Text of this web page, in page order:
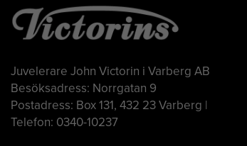
Juvelerare John Victorin i Varberg AB
Besöksadress: Norrgatan 9
Postadress: Box 131, 432 23 Varberg |
Telefon: 0340-10237